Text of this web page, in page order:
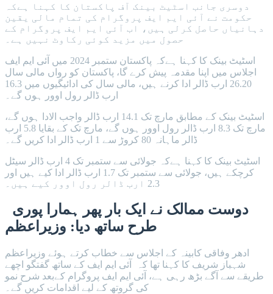
دوسری جانب اسٹیٹ بینک آف پاکستان کا کہنا ہےکہ
حکومت نے آئی ایم ایف پروگرام کی تمام مالی یقین
دہانیاں حاصل کرلی ہیں، اب آئی ایم ایف پروگرام کے
حصول میں مزید کوئی رکاوٹ نہیں ہے۔
اسٹیٹ بینک کا کہنا ہےکہ پاکستان ستمبر 2024 میں آئی ایم ایف
اجلاس میں اپنا مقدمہ پیش کرے گا، پاکستان کو رواں مالی سال
26.20 ارب ڈالر ادا کرنے ہیں، مالی سال کی ادائیگیوں میں 16.3
ارب ڈالر رول اوور ہوں گے۔
اسٹیٹ بینک کے مطابق مارچ تک 14.1 ارب ڈالر واجب الادا ہوں گے،
مارچ تک 8.3 ارب ڈالر رول اوور ہوں گے، مارچ تک کے بقایا 5.8 ارب
ڈالر ماہانہ 80 کروڑ سے 1 ارب ڈالر ادا کریں گے۔
اسٹیٹ بینک کا کہنا ہےکہ جولائی سے ستمبر تک 4 ارب ڈالر سیٹل
کرچکے ہیں، جولائی سے ستمبر تک 1.7 ارب ڈالر ادا کیے ہیں اور
2.3 ارب ڈالر رول اوور کیے ہیں۔
طرح ساتھ دیا:
ادھر وفاقی کابینہ کے اجلاس سے خطاب کرتے ہوئے وزیراعظم
شہباز شریف کا کہنا تھا کہ آئی ایم ایف کے ساتھ گفتگو اچھے
طریقے سے آگے بڑھ رہی ہے، آئی ایم ایف پروگرام کےبعد شرح نمو
کی گروتھ کے لیے اقدامات کریں گے۔